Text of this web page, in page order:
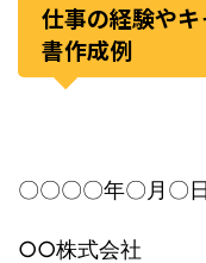
仕事の経験や
書作成例
〇〇〇〇年〇月〇日
○○株式会社